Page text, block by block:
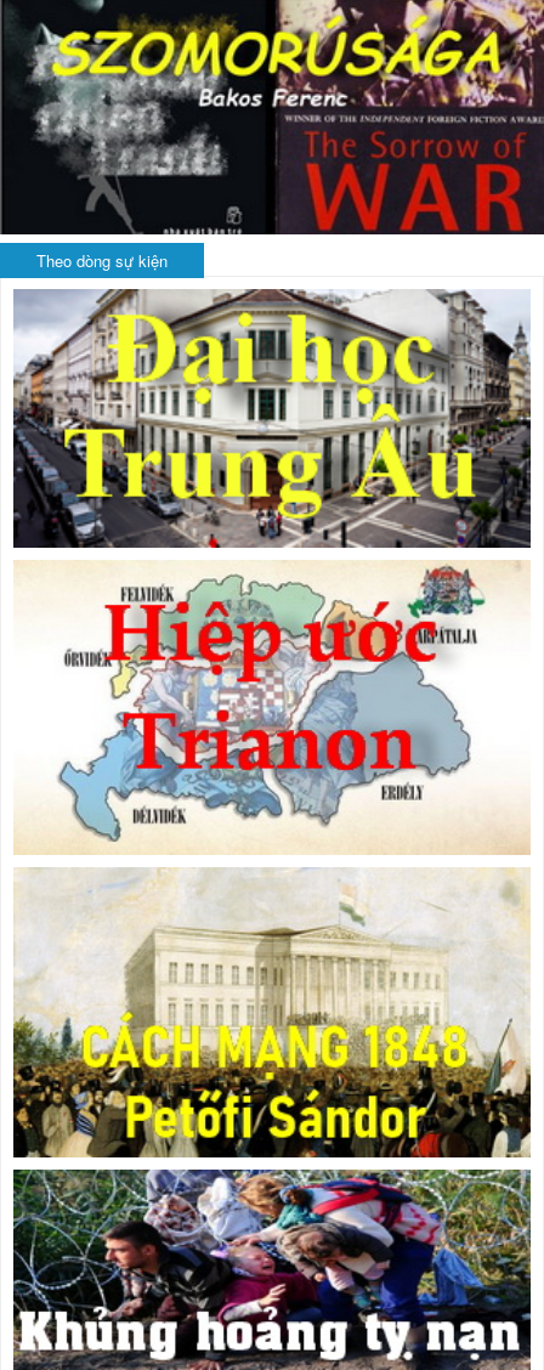
Theo dòng sự kiện